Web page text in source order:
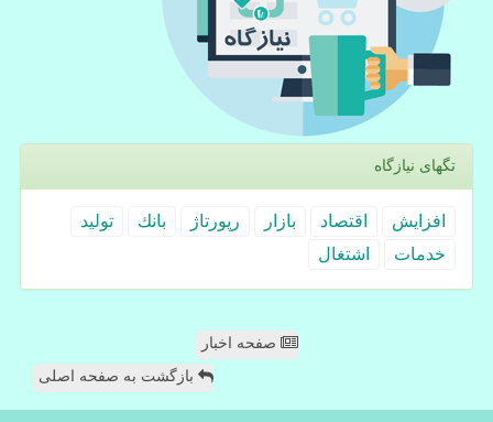
تگهای نیازگاه
افزایش اقتصاد بازار رپورتاژ بانك
تولید
خدمات
اشتغال
صفحه اخبار
بازگشت به صفحه اصلی